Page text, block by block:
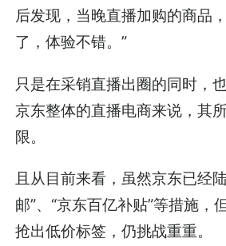
后发现，当晚直播加购的商品
了，体验不错。”
只是在采销直播出圈的同时，
京东整体的直播电商来说，其
限。
且从目前来看，虽然京东已经
邮”、“京东百亿补贴”等措施，
抢出低价标签，仍挑战重重。